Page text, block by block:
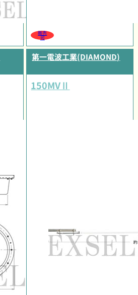
販売
可
第一電波工業(DIAMOND)
150MVⅡ